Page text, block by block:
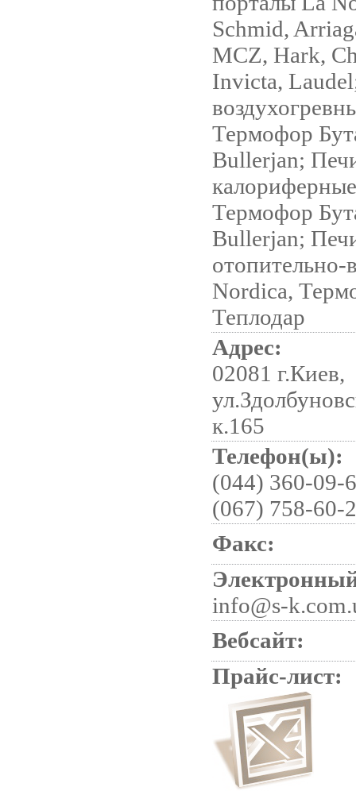
Schmid,
MCZ, Hark,
Invicta,
Термофор
Bullerjan;
Термофор
Bullerjan;
отопительно-
Nordica,
Теплодар
Адрес:
02081 г.Киев,
к.165
Телефон(ы):
(044) 360-09-
(067) 758-60-
Факс:
info@s-
Вебсайт:
Прайс-лист: